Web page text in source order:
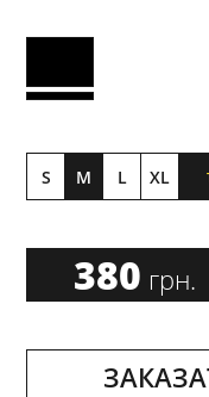
S M L XL
380 грн.